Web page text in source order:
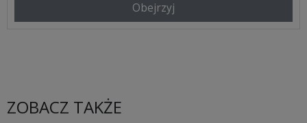
Obejrzyj
ZOBACZ TAKŻE